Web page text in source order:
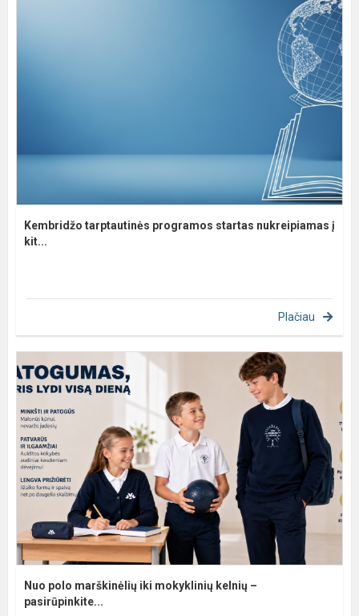
Kembridžo tarptautinės programos startas nukreipiamas į
kit...
Plačiau
Nuo polo marškinėlių iki mokyklinių kelnių –
pasirūpinkite...